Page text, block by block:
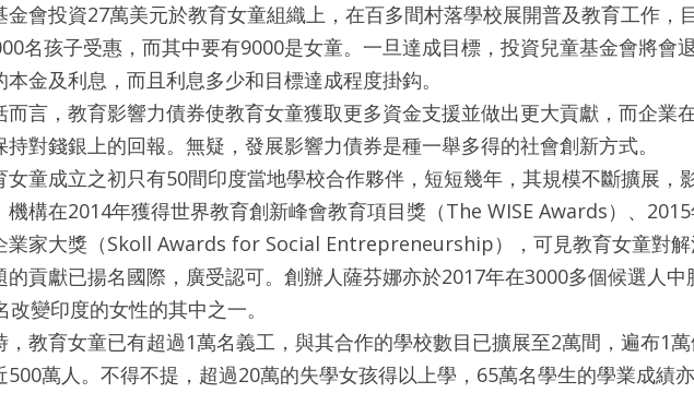
金會投資27萬美元於教育女童組織上，在百多間村落學校展開普及教育工作，
名孩子受惠，而其中要有9000是女童。一旦達成目標，投資兒童基金會將會
本金及利息，而且利息多少和目標達成程度掛鈎。
而言，教育影響力債券使教育女童獲取更多資金支援並做出更大貢獻，而企業
持對錢銀上的回報。無疑，發展影響力債券是種一舉多得的社會創新方式。
女童成立之初只有50間印度當地學校合作夥伴，短短幾年，其規模不斷擴展，
機構在2014年獲得世界教育創新峰會教育項目獎（The WISE Awards）、
業家大獎（Skoll Awards for Social Entrepreneurship），可見教育女童對解
的貢獻已揚名國際，廣受認可。創辦人薩芬娜亦於2017年在3000多個候選人中
改變印度的女性的其中之一。
，教育女童已有超過1萬名義工，與其合作的學校數目已擴展至2萬間，遍布1
500萬人。不得不提，超過20萬的失學女孩得以上學，65萬名學生的學業成績亦